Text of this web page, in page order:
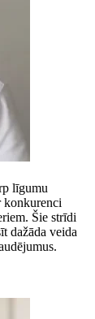
līgumu
konkurenci
Šie strīdi
dažāda veida